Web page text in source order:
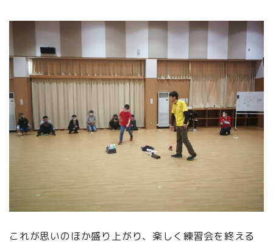
これが思いのほか盛り上がり、楽しく練習会を終える